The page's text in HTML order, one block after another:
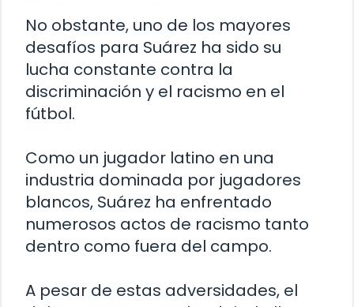
No obstante, uno de los mayores
desafíos para Suárez ha sido su
lucha constante contra la
discriminación y el racismo en el
fútbol.
Como un jugador latino en una
industria dominada por jugadores
blancos, Suárez ha enfrentado
numerosos actos de racismo tanto
dentro como fuera del campo.
A pesar de estas adversidades, el